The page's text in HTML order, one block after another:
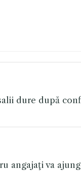
dure după
angajaţi va